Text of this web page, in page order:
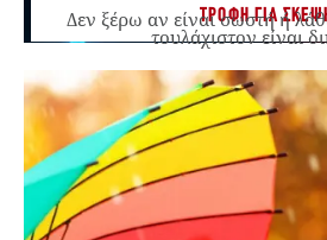
ΤΡΟΦΗ ΓΙΑ
Δεν ξέρω αν είναι σωστή ή
τουλάχιστον είναι